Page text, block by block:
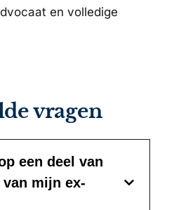
en volledige
vragen
een deel van
mijn ex-